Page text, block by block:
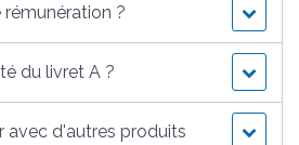
?
du livret A ?
avec d'autres produits